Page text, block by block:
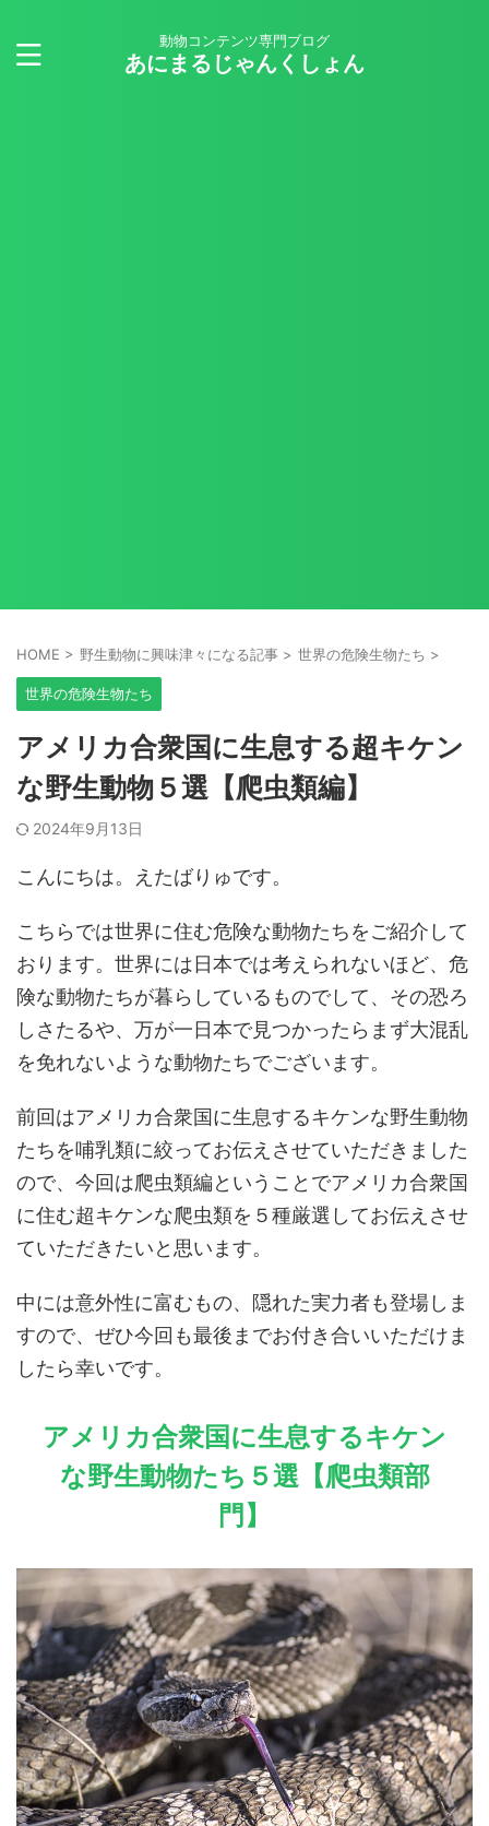
動物コンテンツ専門ブログ
あにまるじゃんくしょん
HOME > 野生動物に興味津々になる記事 > 世界の危険生物たち >
世界の危険生物たち
アメリカ合衆国に生息する超キケン
な野生動物５選【爬虫類編】
2024年9月13日
こんにちは。えたばりゅです。
こちらでは世界に住む危険な動物たちをご紹介して
おります。世界には日本では考えられないほど、危
険な動物たちが暮らしているものでして、その恐ろ
しさたるや、万が一日本で見つかったらまず大混乱
を免れないような動物たちでございます。
前回はアメリカ合衆国に生息するキケンな野生動物
たちを哺乳類に絞ってお伝えさせていただきました
ので、今回は爬虫類編ということでアメリカ合衆国
に住む超キケンな爬虫類を５種厳選してお伝えさせ
ていただきたいと思います。
中には意外性に富むもの、隠れた実力者も登場しま
すので、ぜひ今回も最後までお付き合いいただけま
したら幸いです。
アメリカ合衆国に生息するキケン
な野生動物たち５選【爬虫類部
門】